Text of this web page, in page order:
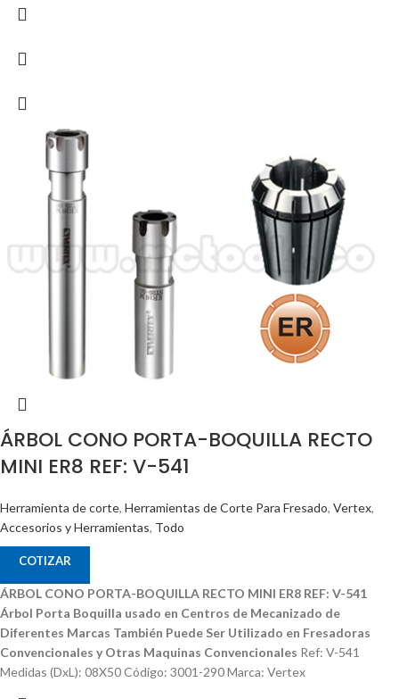
ÁRBOL CONO PORTA-BOQUILLA RECTO
MINI ER8 REF: V-541
Herramienta de corte, Herramientas de Corte Para Fresado, Vertex,
Accesorios y Herramientas, Todo
COTIZAR
ÁRBOL CONO PORTA-BOQUILLA RECTO MINI ER8 REF: V-541
Árbol Porta Boquilla usado en Centros de Mecanizado de
Diferentes Marcas También Puede Ser Utilizado en Fresadoras
Convencionales y Otras Maquinas Convencionales Ref: V-541
Medidas (DxL): 08X50 Código: 3001-290 Marca: Vertex